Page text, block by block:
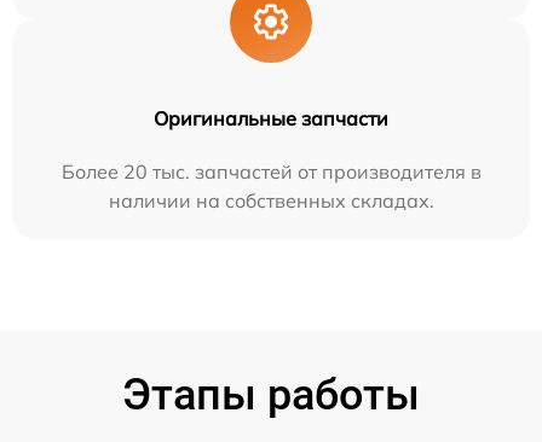
Оригинальные запчасти
Более 20 тыс. запчастей от производителя в
наличии на собственных складах.
Этапы работы